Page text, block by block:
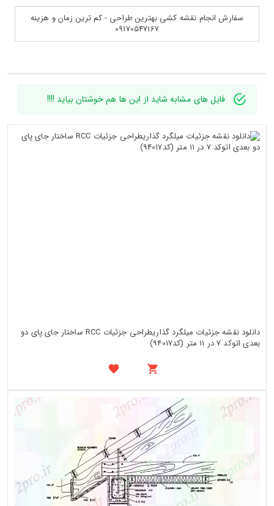
سفارش انجام نقشه کشی بهترین طراحی - کم ترین زمان و هزینه
09170547167
فایل های مشابه شاید از این ها هم خوشتان بیاید !!!!
دانلود نقشه جزئیات میلگرد گذاریطراحی جزئیات RCC ساختار جای پای دو
بعدی اتوکد 7 در 11 متر (کد94017)